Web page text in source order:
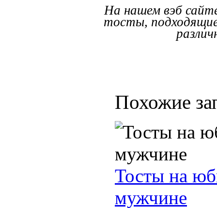
На нашем вэб
тосты,
Похожие
Тосты на
мужчине